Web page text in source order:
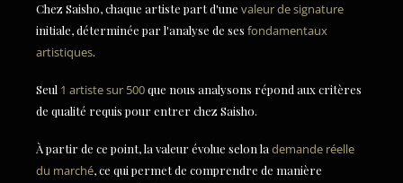
Chez Saisho, chaque artiste part d'une valeur de signature
initiale, déterminée par l'analyse de ses fondamentaux
artistiques.
Seul 1 artiste sur 500que nous analysons répond aux critères
de qualité requis pour entrer chez Saisho.
À partir de ce point, la valeur évolue selon la demande réelle
du marché, ce qui permet de comprendre de manière